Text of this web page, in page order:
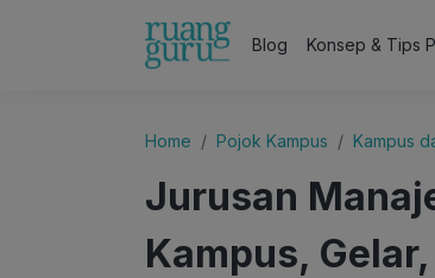
Blog Konsep & Tips
Home Pojok Kampus Kampus
Jurusan
Kampus,